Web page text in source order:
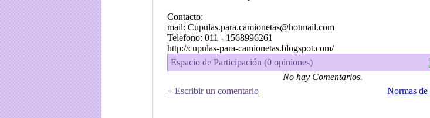
Contacto:
mail: Cupulas.para.camionetas@hotmail.com
Telefono: 011 - 1568996261
http://cupulas-para-camionetas.blogspot.com/
Espacio de Participación (0 opiniones)
No hay Comentarios.
Normas
+ Escribir un comentario